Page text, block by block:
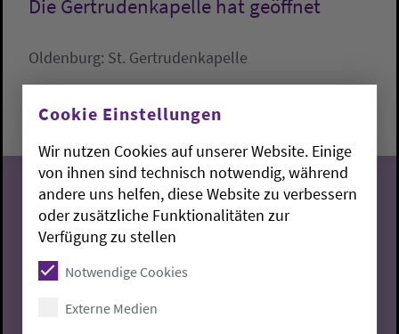
Die Gertrudenkapelle hat geöffnet
Oldenburg: St. Gertrudenkapelle
St. Gertrudenkapelle
08
Cookie Einstellungen
Wir nutzen Cookies auf unserer Website. Einige
von ihnen sind technisch notwendig, während
andere uns helfen, diese Website zu verbessern
oder zusätzliche Funktionalitäten zur
Verfügung zu stellen
Notwendige Cookies
Externe Medien